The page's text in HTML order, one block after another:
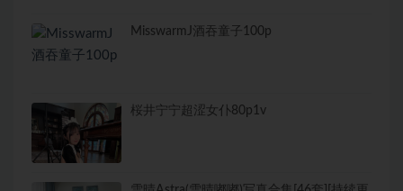
MisswarmJ酒吞童子100p
桜井宁宁超涩女仆80p1v